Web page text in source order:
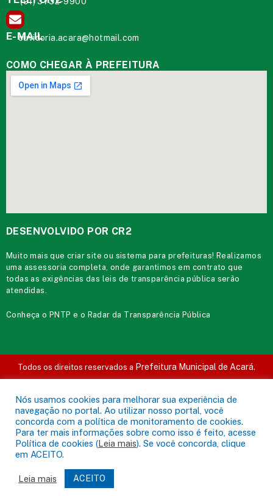
E-MAIL
ouvidoria.acara@hotmail.com
COMO CHEGAR À PREFEITURA
DESENVOLVIDO POR CR2
Muito mais quecriar site ou sistema para prefeituras! Realizamos
uma assessoria completa, onde garantimos em contrato que
todas as exigências das leis de transparência pública serão
atendidas.
Conheça o PNTP e o Radar da Transparência Pública
Todos os direitos reservados a Prefeitura Municipal de Acará.
Nós usamos cookies para melhorar sua experiência de
navegação no portal. Ao utilizar nosso portal, você
concorda com a política de monitoramento de cookies.
Para ter mais informações sobre como isso é feito, acesse
Política de cookies (Leia mais). Se você concorda, clique
em ACEITO.
Leia mais ACEITO